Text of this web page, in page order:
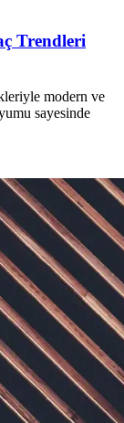
Trendleri
modern ve
sayesinde